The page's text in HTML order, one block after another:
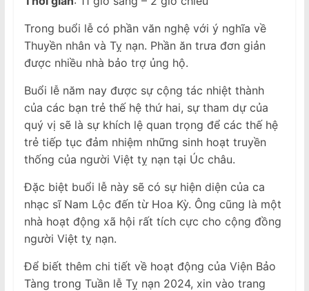
Trong buổi lễ có phần văn nghệ với ý nghĩa về
Thuyền nhân và Tỵ nạn. Phần ăn trưa đơn giản
được nhiều nhà bảo trợ ủng hộ.
Buổi lễ năm nay được sự cộng tác nhiệt thành
của các bạn trẻ thế hệ thứ hai, sự tham dự của
quý vị sẽ là sự khích lệ quan trọng để các thế hệ
trẻ tiếp tục đảm nhiệm những sinh hoạt truyền
thống của người Việt tỵ nạn tại Úc châu.
Đặc biệt buổi lễ này sẽ có sự hiện diện của ca
nhạc sĩ Nam Lộc đến từ Hoa Kỳ. Ông cũng là một
nhà hoạt động xã hội rất tích cực cho cộng đồng
người Việt tỵ nạn.
Để biết thêm chi tiết về hoạt động của Viện Bảo
Tàng trong Tuần lễ Tỵ nạn 2024, xin vào trang